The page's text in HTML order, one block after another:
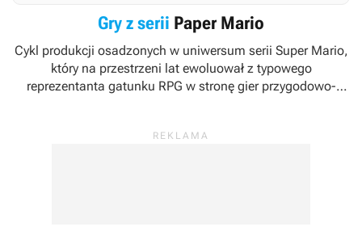
Gry z serii Paper Mario
Cykl produkcji osadzonych w uniwersum serii Super Mario,
który na przestrzeni lat ewoluował z typowego
reprezentanta gatunku RPG w stronę gier przygodowo-
rozwojem.